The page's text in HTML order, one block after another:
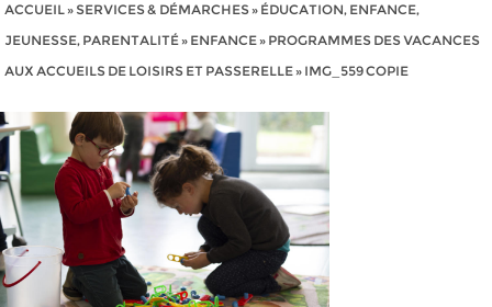
ACCUEIL» SERVICES & DÉMARCHES» ÉDUCATION, ENFANCE,
JEUNESSE, PARENTALITÉ» ENFANCE» PROGRAMMES DES VACANCES
AUX ACCUEILS DE LOISIRS ET PASSERELLE» IMG_559 COPIE